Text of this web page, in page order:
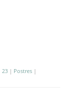
23 | Postres |